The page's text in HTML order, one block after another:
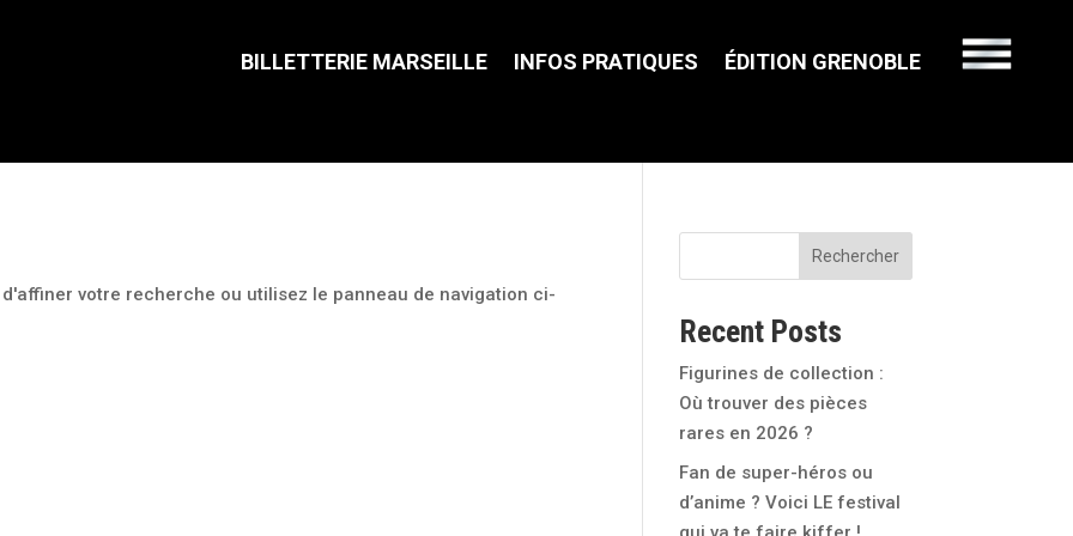
BILLETTERIE MARSEILLE INFOS PRATIQUES ÉDITION GRENOBLE
votre recherche ou utilisez le panneau de navigation ci-
Rechercher
Recent Posts
Figurines de collection :
Où trouver des pièces
rares en 2026 ?
Fan de super-héros ou
d’anime ? Voici LE festival